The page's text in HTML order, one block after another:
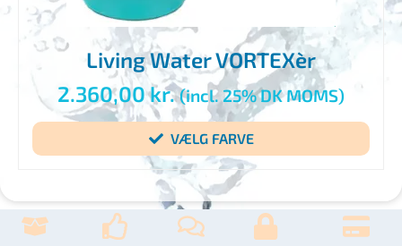
Living Water VORTEXèr
2.360,00kr. (incl. 25% DK MOMS)
VÆLG FARVE